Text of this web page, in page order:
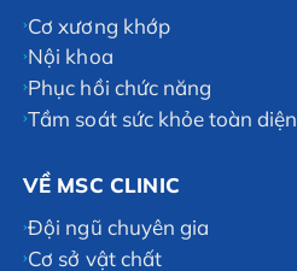
Cơ xương khớp
Nội khoa
Phục hồi chức năng
Tầm soát sức khỏe toàn diện
VỀ MSC CLINIC
Đội ngũ chuyên gia
Cơ sở vật chất